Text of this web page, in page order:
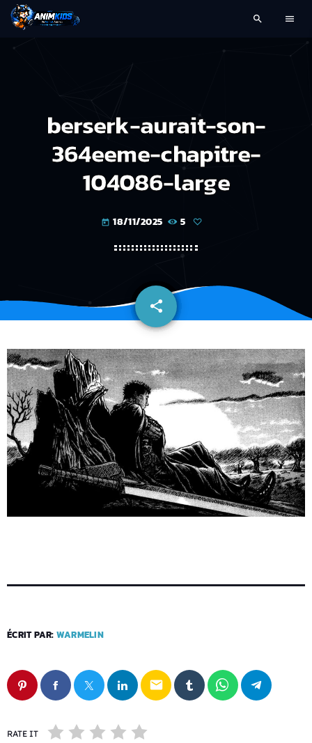
search menu
berserk-aurait-son-
364eeme-chapitre-
104086-large
today 18/11/2025 5
share
email
ÉCRIT PAR: WARMELIN
email
RATE IT